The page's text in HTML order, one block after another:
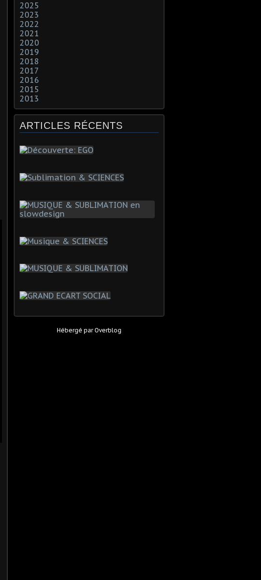
2025
2023
2022
2021
2020
2019
2018
2017
2016
2015
2013
ARTICLES RÉCENTS
Hébergé parOverblog